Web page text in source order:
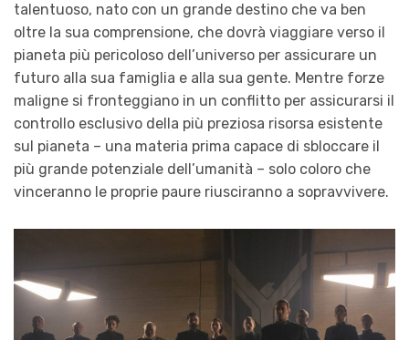
talentuoso, nato con un grande destino che va ben
oltre la sua comprensione, che dovrà viaggiare verso il
pianeta più pericoloso dell’universo per assicurare un
futuro alla sua famiglia e alla sua gente. Mentre forze
maligne si fronteggiano in un conflitto per assicurarsi il
controllo esclusivo della più preziosa risorsa esistente
sul pianeta – una materia prima capace di sbloccare il
più grande potenziale dell’umanità – solo coloro che
vinceranno le proprie paure riusciranno a sopravvivere.